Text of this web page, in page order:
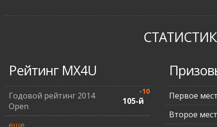
Рейтинг MX4U
Годовой рейтинг 2014
Open
105-й
-10
Первое
Второе